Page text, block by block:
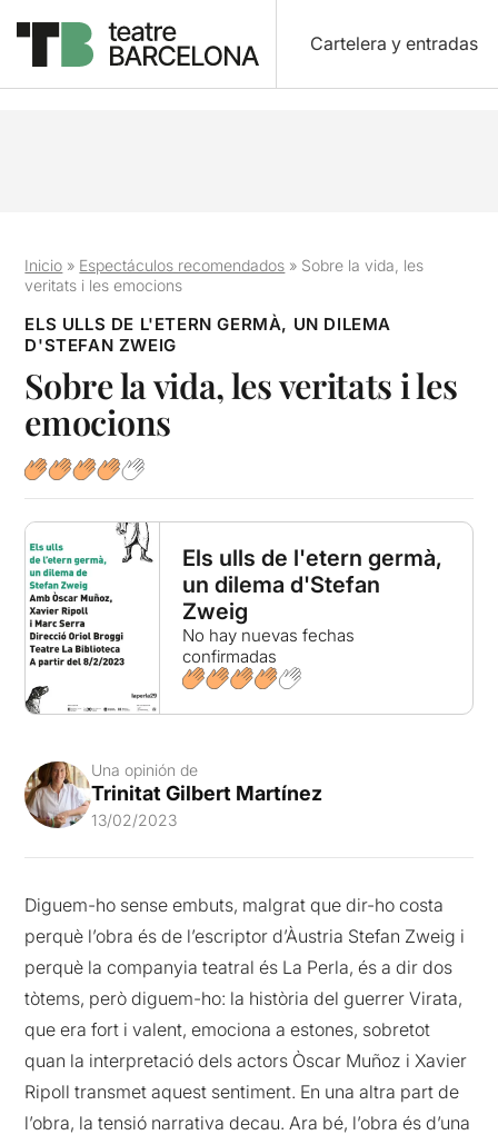
Cartelera y entradas
Inicio » Espectáculos recomendados » Sobre la vida, les
veritats i les emocions
ELS ULLS DE L'ETERN GERMÀ, UN DILEMA
D'STEFAN ZWEIG
Sobre la vida, les veritats i les
emocions
Els ulls de l'etern germà,
un dilema d'Stefan
Zweig
No hay nuevas fechas
confirmadas
Una opinión de
Trinitat Gilbert Martínez
13/02/2023
Diguem-ho sense embuts, malgrat que dir-ho costa
perquè l’obra és de l’escriptor d’Àustria Stefan Zweig i
perquè la companyia teatral és La Perla, és a dir dos
tòtems, però diguem-ho: la història del guerrer Virata,
que era fort i valent, emociona a estones, sobretot
quan la interpretació dels actors Òscar Muñoz i Xavier
Ripoll transmet aquest sentiment. En una altra part de
l’obra, la tensió narrativa decau. Ara bé, l’obra és d’una